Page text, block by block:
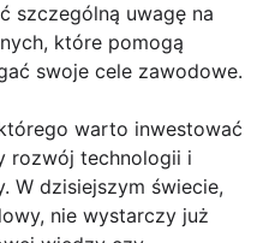
szczególną uwagę na
które pomogą
swoje cele zawodowe.
warto inwestować
rozwój technologii i
W dzisiejszym świecie,
nie wystarczy już